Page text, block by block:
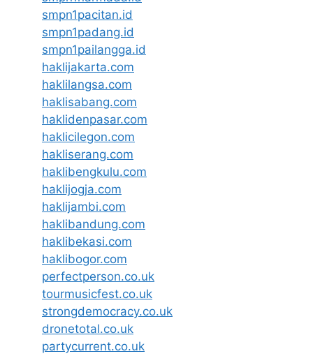
smpn1pacitan.id
smpn1padang.id
smpn1pailangga.id
haklijakarta.com
haklilangsa.com
haklisabang.com
haklidenpasar.com
haklicilegon.com
hakliserang.com
haklibengkulu.com
haklijogja.com
haklijambi.com
haklibandung.com
haklibekasi.com
haklibogor.com
perfectperson.co.uk
tourmusicfest.co.uk
strongdemocracy.co.uk
dronetotal.co.uk
partycurrent.co.uk